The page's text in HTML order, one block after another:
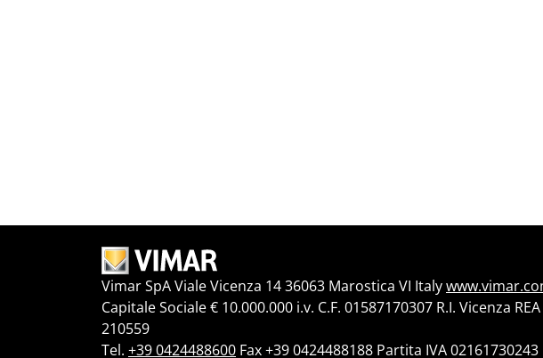
Vimar SpA Viale Vicenza 14 36063 Marostica VI Italy
Capitale Sociale € 10.000.000 i.v. C.F. 01587170307 R.I. Vicenza REA
210559
Tel. +39 0424488600 Fax +39 0424488188 Partita IVA 02161730243